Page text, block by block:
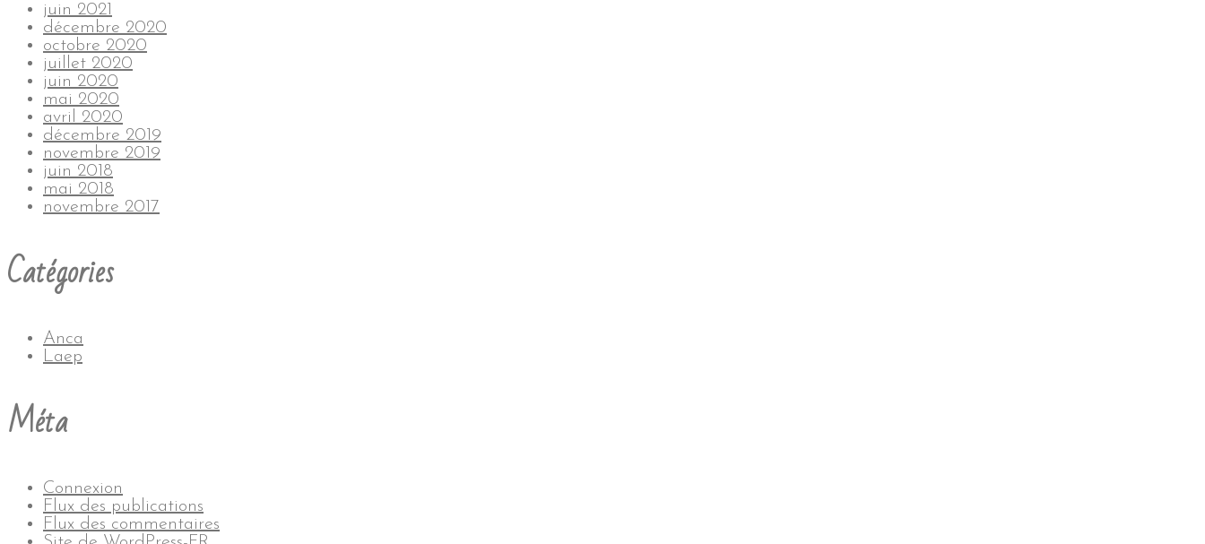
juin 2021
décembre 2020
octobre 2020
juillet 2020
juin 2020
mai 2020
avril 2020
décembre 2019
novembre 2019
juin 2018
mai 2018
novembre 2017
Catégories
Anca
Laep
Méta
Connexion
Flux des publications
Flux des commentaires